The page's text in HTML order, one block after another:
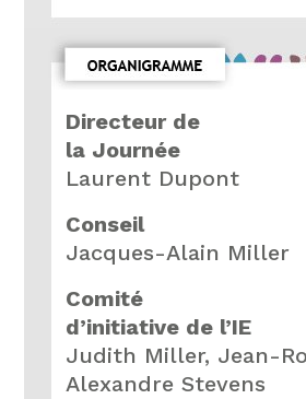
Directeur de
la Journée
Laurent Dupont
Conseil
Jacques-Alain Miller
Comité
d’initiative de l’IE
Judith Miller, Jean-
Alexandre Stevens